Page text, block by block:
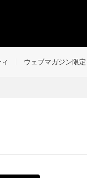
ウェブマガジン限定